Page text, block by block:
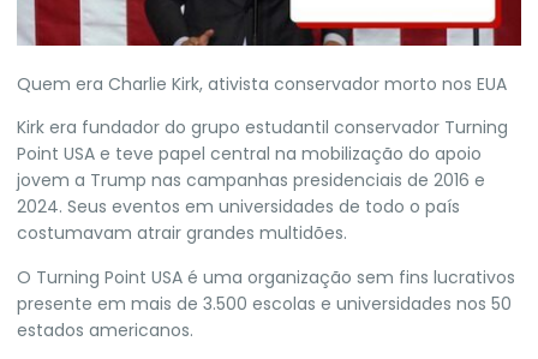
Quem era Charlie Kirk, ativista conservador morto nos EUA
Kirk era fundador do grupo estudantil conservador Turning
Point USA e teve papel central na mobilização do apoio
jovem a Trump nas campanhas presidenciais de 2016 e
2024. Seus eventos em universidades de todo o país
costumavam atrair grandes multidões.
O Turning Point USA é uma organização sem fins lucrativos
presente em mais de 3.500 escolas e universidades nos 50
estados americanos.